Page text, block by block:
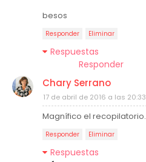
besos
Responder Eliminar
Respuestas
Responder
Chary Serrano
17 de abril de 2016 a las 20:33
Magnífico el recopilatorio.
Responder Eliminar
Respuestas